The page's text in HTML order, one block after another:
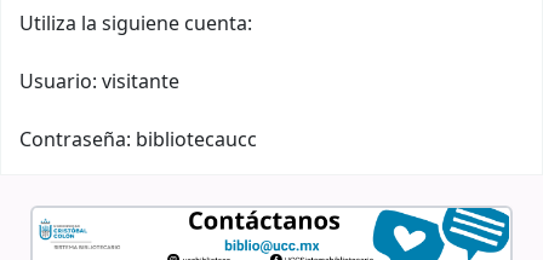
Utiliza la siguiene cuenta:
Usuario: visitante
Contraseña: bibliotecaucc